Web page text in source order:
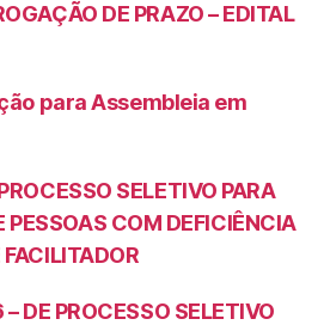
DE PRAZO – EDITAL
para Assembleia em
SELETIVO PARA
PESSOAS COM DEFICIÊNCIA
DE PROCESSO SELETIVO